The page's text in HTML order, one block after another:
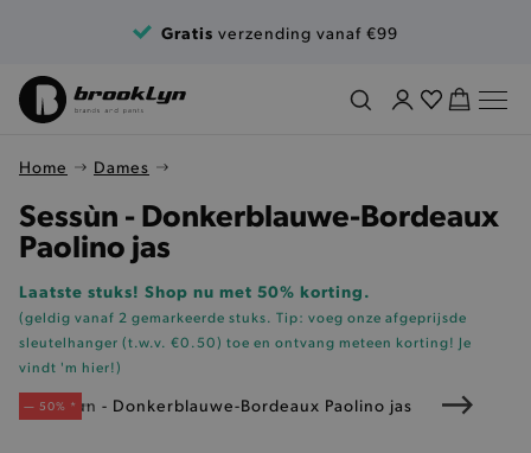
Gratis verzending vanaf €99
Home Dames
Sessùn - Donkerblauwe-Bordeaux
Paolino jas
Laatste stuks! Shop nu met 50% korting.
(geldig vanaf 2 gemarkeerde stuks. Tip: voeg onze afgeprijsde
sleutelhanger (t.w.v. €0.50) toe en ontvang meteen korting! Je
vindt 'm hier!)
— 50% *